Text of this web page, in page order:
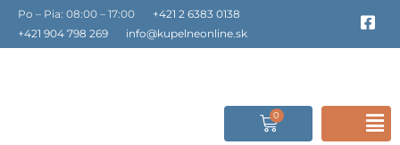
Preskočiť
Po – Pia: 08:00 – 17:00
+421 2 6383 0138
+421 904 798 269
info@kupelneonline.sk
F
a
c
o
k
0
Cart